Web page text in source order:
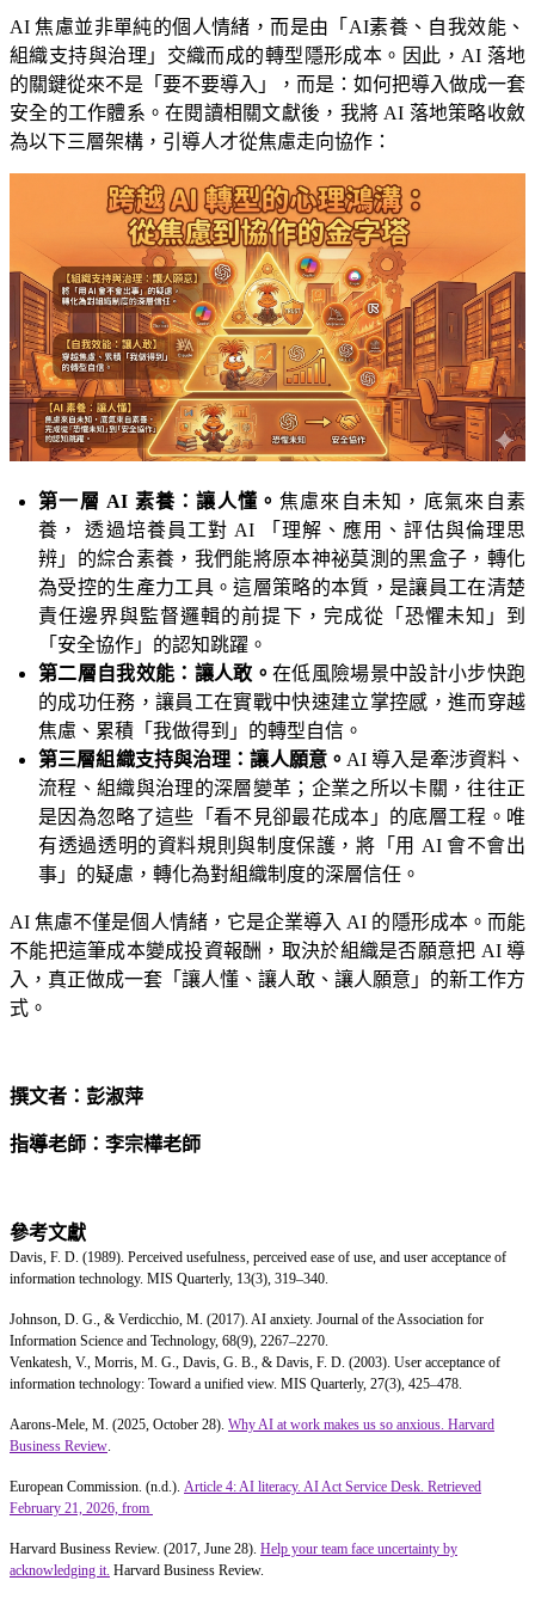
AI 焦慮並非單純的個人情緒，而是由「AI素養、自我效能、
組織支持與治理」交織而成的轉型隱形成本。因此，AI 落地
的關鍵從來不是「要不要導入」，而是：如何把導入做成一套
安全的工作體系。在閱讀相關文獻後，我將 AI 落地策略收斂
為以下三層架構，引導人才從焦慮走向協作：
第一層 AI 素養：讓人懂。 焦慮來自未知，底氣來自素
養， 透過培養員工對 AI 「理解、應用、評估與倫理思
辨」的綜合素養，我們能將原本神祕莫測的黑盒子，轉化
為受控的生產力工具。這層策略的本質，是讓員工在清楚
責任邊界與監督邏輯的前提下，完成從「恐懼未知」到
「安全協作」的認知跳躍。
第二層自我效能：讓人敢。 在低風險場景中設計小步快跑
的成功任務，讓員工在實戰中快速建立掌控感，進而穿越
焦慮、累積「我做得到」的轉型自信。
第三層組織支持與治理：讓人願意。 AI 導入是牽涉資料、
流程、組織與治理的深層變革；企業之所以卡關，往往正
是因為忽略了這些「看不見卻最花成本」的底層工程。唯
有透過透明的資料規則與制度保護，將「用 AI 會不會出
事」的疑慮，轉化為對組織制度的深層信任。
AI 焦慮不僅是個人情緒，它是企業導入 AI 的隱形成本。而能
不能把這筆成本變成投資報酬，取決於組織是否願意把 AI 導
入，真正做成一套「讓人懂、讓人敢、讓人願意」的新工作方
式。
撰文者：彭淑萍
指導老師：李宗樺老師
參考文獻
Davis, F. D. (1989). Perceived usefulness, perceived ease of use, and user acceptance of
information technology. MIS Quarterly, 13(3), 319–340.
Johnson, D. G., & Verdicchio, M. (2017). AI anxiety. Journal of the Association for
Information Science and Technology, 68(9), 2267–2270.
Venkatesh, V., Morris, M. G., Davis, G. B., & Davis, F. D. (2003). User acceptance of
information technology: Toward a unified view. MIS Quarterly, 27(3), 425–478.
Aarons-Mele, M. (2025, October 28). Why AI at work makes us so anxious. Harvard
Business Review.
European Commission. (n.d.). Article 4: AI literacy. AI Act Service Desk. Retrieved
February 21, 2026, from
Harvard Business Review. (2017, June 28). Help your team face uncertainty by
acknowledging it. Harvard Business Review.